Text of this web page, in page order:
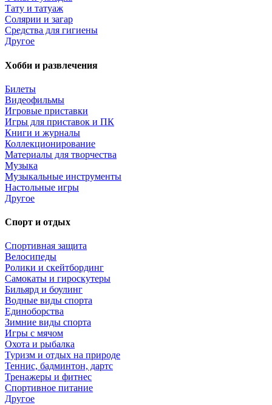
Тату и татуаж
Солярии и загар
Средства для гигиены
Другое
Хобби и развлечения
Билеты
Видеофильмы
Игровые приставки
Игры для приставок и ПК
Книги и журналы
Коллекционирование
Материалы для творчества
Музыка
Музыкальные инструменты
Настольные игры
Другое
Спорт и отдых
Спортивная защита
Велосипеды
Ролики и скейтбординг
Самокаты и гироскутеры
Бильярд и боулинг
Водные виды спорта
Единоборства
Зимние виды спорта
Игры с мячом
Охота и рыбалка
Туризм и отдых на природе
Теннис, бадминтон, дартс
Тренажеры и фитнес
Спортивное питание
Другое